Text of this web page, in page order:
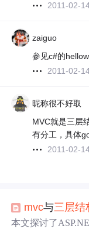
2011-02-
zaiguo
参见c#的
2011-02-
昵称很不好取
MVC就是三层
有分工，具体
2011-02-
mvc与三层结
本文探讨了